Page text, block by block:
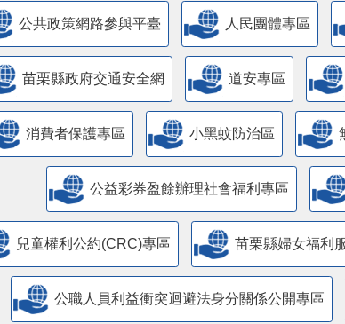
公共政策網路參與平臺 人民團體專區
苗栗縣政府交通安全網 道安專區
消費者保護專區 小黑蚊防治區
公益彩券盈餘辦理社會福利專區
兒童權利公約(CRC)專區 苗栗縣婦女福利
公職人員利益衝突迴避法身分關係公開專區